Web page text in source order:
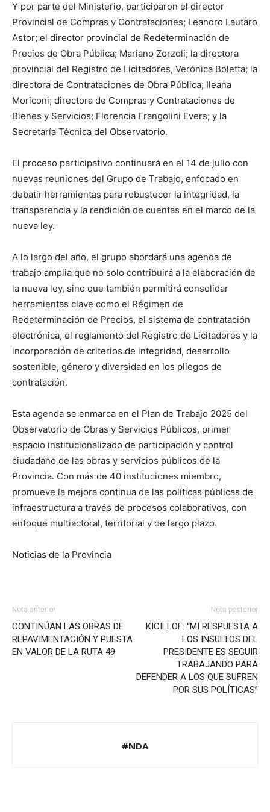
Y por parte del Ministerio, participaron el director
Provincial de Compras y Contrataciones; Leandro Lautaro
Astor; el director provincial de Redeterminación de
Precios de Obra Pública; Mariano Zorzoli; la directora
provincial del Registro de Licitadores, Verónica Boletta; la
directora de Contrataciones de Obra Pública; Ileana
Moriconi; directora de Compras y Contrataciones de
Bienes y Servicios; Florencia Frangolini Evers; y la
Secretaría Técnica del Observatorio.
El proceso participativo continuará en el 14 de julio con
nuevas reuniones del Grupo de Trabajo, enfocado en
debatir herramientas para robustecer la integridad, la
transparencia y la rendición de cuentas en el marco de la
nueva ley.
A lo largo del año, el grupo abordará una agenda de
trabajo amplia que no solo contribuirá a la elaboración de
la nueva ley, sino que también permitirá consolidar
herramientas clave como el Régimen de
Redeterminación de Precios, el sistema de contratación
electrónica, el reglamento del Registro de Licitadores y la
incorporación de criterios de integridad, desarrollo
sostenible, género y diversidad en los pliegos de
contratación.
Esta agenda se enmarca en el Plan de Trabajo 2025 del
Observatorio de Obras y Servicios Públicos, primer
espacio institucionalizado de participación y control
ciudadano de las obras y servicios públicos de la
Provincia. Con más de 40 instituciones miembro,
promueve la mejora continua de las políticas públicas de
infraestructura a través de procesos colaborativos, con
enfoque multiactoral, territorial y de largo plazo.
Noticias de la Provincia
Nota anterior
CONTINÚAN LAS OBRAS DE
REPAVIMENTACIÓN Y PUESTA
EN VALOR DE LA RUTA 49
Nota posterior
KICILLOF: “MI RESPUESTA A
LOS INSULTOS DEL
PRESIDENTE ES SEGUIR
TRABAJANDO PARA
DEFENDER A LOS QUE SUFREN
POR SUS POLÍTICAS”
#NDA